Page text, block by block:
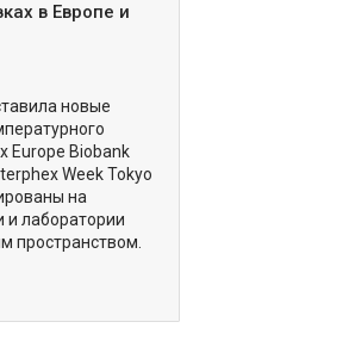
в Европе и
новые
Europe Biobank
Week Tokyo
на
и лаборатории
пространством.